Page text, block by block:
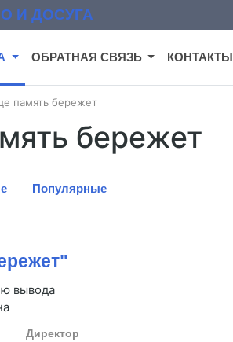
ОБРАТНАЯ СВЯЗЬ КОНТАКТЫ
память бережет
бережет
Популярные
вывода
Директор